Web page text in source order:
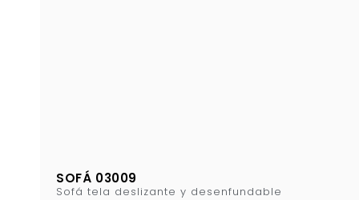
SOFÁ 03009
Sofá tela deslizante y desenfundable